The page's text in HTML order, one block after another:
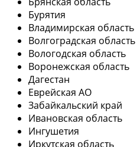
Бурятия
Владимирская область
Волгоградская область
Вологодская область
Воронежская область
Дагестан
Еврейская АО
Забайкальский край
Ивановская область
Ингушетия
Иркутская область